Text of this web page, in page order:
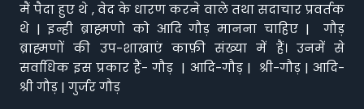
मैं पैदा हुए थे , वेद के धारण करने वाले तथा सदाचार प्रवर्तक
थे | इन्ही ब्राह्मणो को आदि गौड़ मानना चाहिए | गौड़
ब्राह्मणों की उप-शाखाएं काफ़ी संख्या में हैं। उनमें से
सर्वाधिक इस प्रकार हैं- गौड़ | आदि-गौड़ | श्री-गौड़ | आदि-
श्री गौड़ | गुर्जर गौड़